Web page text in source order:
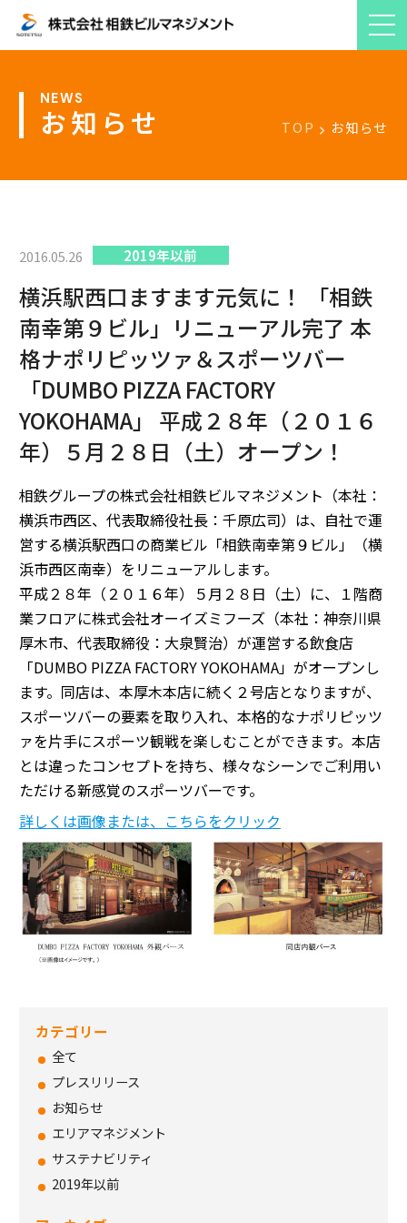
お知らせ TOP お知らせ
2016.05.26 2019年以前
横浜駅西口ますます元気に！ 「相鉄
南幸第９ビル」リニューアル完了 本
格ナポリピッツァ＆スポーツバー
「DUMBO PIZZA FACTORY
YOKOHAMA」 平成２８年（２０１６
年）５月２８日（土）オープン！
相鉄グループの株式会社相鉄ビルマネジメント（本社：
横浜市西区、代表取締役社長：千原広司）は、自社で運
営する横浜駅西口の商業ビル「相鉄南幸第９ビル」（横
浜市西区南幸）をリニューアルします。
平成２８年（２０１６年）５月２８日（土）に、１階商
業フロアに株式会社オーイズミフーズ（本社：神奈川県
厚木市、代表取締役：大泉賢治）が運営する飲食店
「DUMBO PIZZA FACTORY YOKOHAMA」がオープンし
ます。同店は、本厚木本店に続く２号店となりますが、
スポーツバーの要素を取り入れ、本格的なナポリピッツ
ァを片手にスポーツ観戦を楽しむことができます。本店
とは違ったコンセプトを持ち、様々なシーンでご利用い
ただける新感覚のスポーツバーです。
詳しくは画像または、こちらをクリック
カテゴリー
全て
プレスリリース
お知らせ
エリアマネジメント
サステナビリティ
2019年以前